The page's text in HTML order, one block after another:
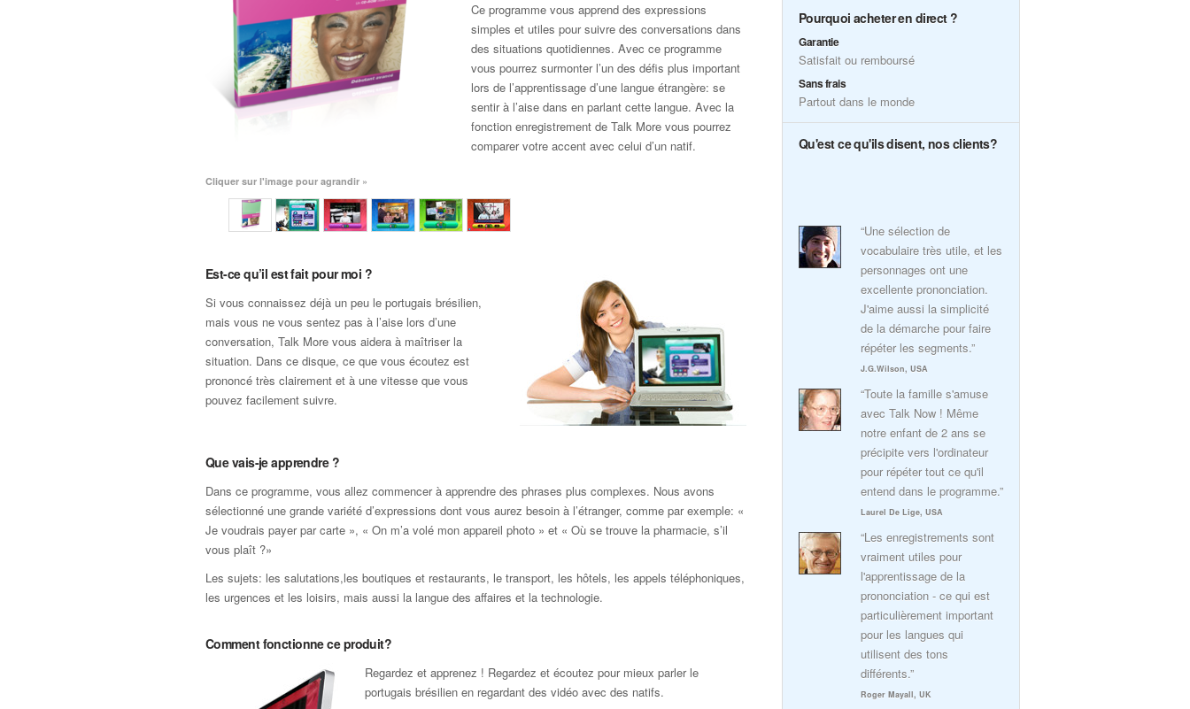
Ce programme vous apprend des expressions
simples et utiles pour suivre des conversations dans
des situations quotidiennes. Avec ce programme
vous pourrez surmonter l’un des défis plus important
lors de l’apprentissage d’une langue étrangère: se
sentir à l’aise dans en parlant cette langue. Avec la
fonction enregistrement de Talk More vous pourrez
comparer votre accent avec celui d’un natif.
Cliquer sur l'image pour agrandir »
Est-ce qu’il est fait pour moi ?
Si vous connaissez déjà un peu le portugais brésilien,
mais vous ne vous sentez pas à l’aise lors d’une
conversation, Talk More vous aidera à maîtriser la
situation. Dans ce disque, ce que vous écoutez est
prononcé très clairement et à une vitesse que vous
pouvez facilement suivre.
Que vais-je apprendre ?
Dans ce programme, vous allez commencer à apprendre des phrases plus complexes. Nous avons
sélectionné une grande variété d’expressions dont vous aurez besoin à l’étranger, comme par exemple: «
Je voudrais payer par carte », « On m’a volé mon appareil photo » et « Où se trouve la pharmacie, s’il
vous plaît ?»
Les sujets: les salutations,les boutiques et restaurants, le transport, les hôtels, les appels téléphoniques,
les urgences et les loisirs, mais aussi la langue des affaires et la technologie.
Comment fonctionne ce produit?
Regardez et apprenez ! Regardez et écoutez pour mieux parler le
portugais brésilien en regardant des vidéo avec des natifs.
Pourquoi acheter en direct ?
Garantie
Satisfait ou remboursé
Sans frais
Partout dans le monde
Qu'est ce qu'ils disent, nos clients?
“Une sélection de
vocabulaire très utile, et les
personnages ont une
excellente prononciation.
J'aime aussi la simplicité
de la démarche pour faire
répéter les segments.”
J.G.Wilson, USA
“Toute la famille s'amuse
avec Talk Now ! Même
notre enfant de 2 ans se
précipite vers l'ordinateur
pour répéter tout ce qu'il
entend dans le programme.”
Laurel De Lige, USA
“Les enregistrements sont
vraiment utiles pour
l'apprentissage de la
prononciation - ce qui est
particulièrement important
pour les langues qui
utilisent des tons
différents.”
Roger Mayall, UK